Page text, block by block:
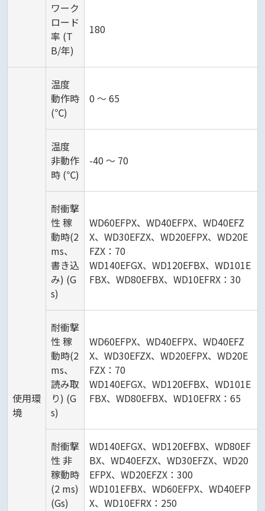
ワーク
ロード
率 (T
B/年)
180
使用環
境
温度
動作時
(℃)
0 ～ 65
温度
非動作
時 (℃)
-40 ～ 70
耐衝撃
性 稼
動時(2
ms、
書き込
み) (G
s)
WD60EFPX、WD40EFPX、WD40EFZ
X、WD30EFZX、WD20EFPX、WD20E
FZX：70
WD140EFGX、WD120EFBX、WD101E
FBX、WD80EFBX、WD10EFRX：30
耐衝撃
性 稼
動時(2
ms、
読み取
り) (G
s)
WD60EFPX、WD40EFPX、WD40EFZ
X、WD30EFZX、WD20EFPX、WD20E
FZX：70
WD140EFGX、WD120EFBX、WD101E
FBX、WD80EFBX、WD10EFRX：65
耐衝撃
性 非
稼動時
(2 ms)
(Gs)
WD140EFGX、WD120EFBX、WD80EF
BX、WD40EFZX、WD30EFZX、WD20
EFPX、WD20EFZX：300
WD101EFBX、WD60EFPX、WD40EFP
X、WD10EFRX：250